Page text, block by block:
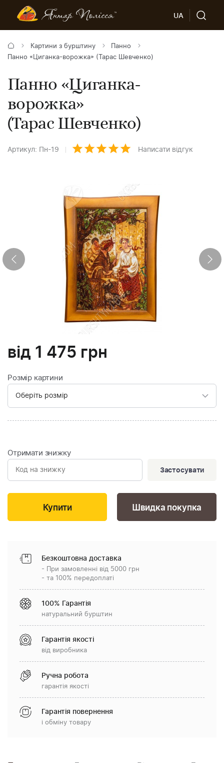
UA
Картини з бурштину
Панно
Панно «Циганка-ворожка» (Тарас Шевченко)
Панно «Циганка-
ворожка»
(Тарас Шевченко)
Артикул: Пн-19 Написати відгук
від 1 475 грн
Розмір картини
Отримати знижку
Застосувати
Швидка покупка
Безкоштовна доставка
- При замовленні від 5000 грн
- та 100% передоплаті
100% Гарантія
натуральний бурштин
Гарантія якості
від виробника
Ручна робота
гарантія якості
Гарантія повернення
і обміну товару